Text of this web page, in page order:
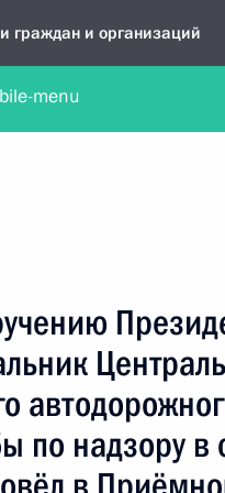
граждан и организаций
в устной форме
по надзору в
menu